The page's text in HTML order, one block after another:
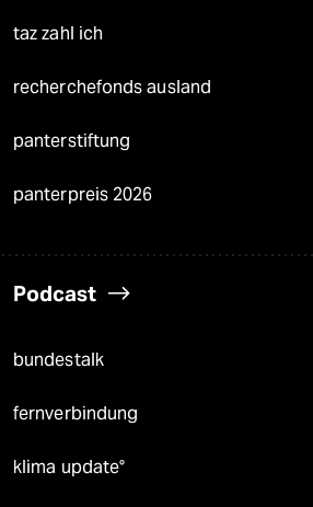
taz zahl ich
recherchefonds ausland
panterstiftung
panterpreis 2026
Podcast
bundestalk
fernverbindung
klima update°